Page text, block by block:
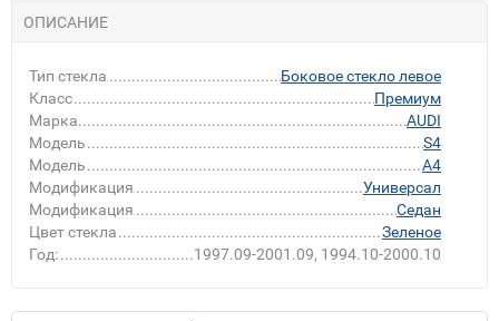
ОПИСАНИЕ
Тип стекла
Боковое стекло левое
Класс
Премиум
Марка
AUDI
Модель
S4
Модель
A4
Модификация
Универсал
Модификация
Седан
Цвет стекла
Зеленое
Год:
1997.09-2001.09, 1994.10-2000.10